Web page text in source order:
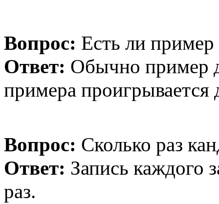
Вопрос: Есть ли
Ответ: Обычно пример
примера проигрывается
Вопрос: Сколько раз
Ответ: Запись каждого
раз.